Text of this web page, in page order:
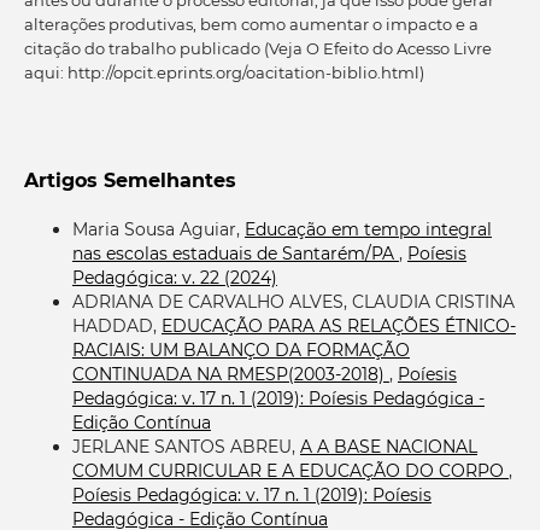
alterações produtivas, bem como aumentar o impacto e a
citação do trabalho publicado (Veja O Efeito do Acesso Livre
aqui: http://opcit.eprints.org/oacitation-biblio.html)
Artigos Semelhantes
Maria Sousa Aguiar, Educação em tempo integral
nas escolas estaduais de Santarém/PA , Poíesis
Pedagógica: v. 22 (2024)
ADRIANA DE CARVALHO ALVES, CLAUDIA CRISTINA
HADDAD, EDUCAÇÃO PARA AS RELAÇÕES ÉTNICO-
RACIAIS: UM BALANÇO DA FORMAÇÃO
CONTINUADA NA RMESP(2003-2018) , Poíesis
Pedagógica: v. 17 n. 1 (2019): Poíesis Pedagógica -
Edição Contínua
JERLANE SANTOS ABREU, A A BASE NACIONAL
COMUM CURRICULAR E A EDUCAÇÃO DO CORPO ,
Poíesis Pedagógica: v. 17 n. 1 (2019): Poíesis
Pedagógica - Edição Contínua